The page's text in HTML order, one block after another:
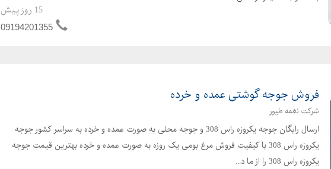
15 روز پیش
09194201355
فروش جوجه گوشتی عمده و خرده
شرکت نغمه طیور
ارسال رایگان جوجه یکروزه راس 308 و جوجه محلی به صورت عمده و خرده به سراسر کشور جوجه
یکروزه راس 308 با کیفیت فروش مرغ بومی یک روزه به صورت عمده و خرده بهترین قیمت جوجه
یکروزه راس 308 را از ما د...